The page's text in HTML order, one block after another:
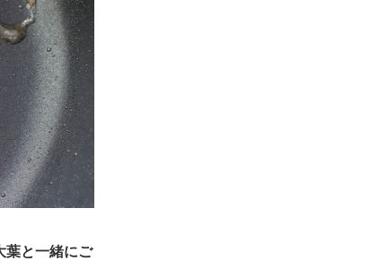
葉と一緒にご